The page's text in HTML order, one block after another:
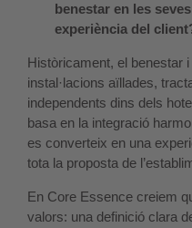
benestar en les
experiència del
Històricament, el benestar
instal·lacions aïllades,
independents dins dels
basa en la integració
es converteix en una
tota la proposta de
En Core Essence creiem
valors: una definició clara